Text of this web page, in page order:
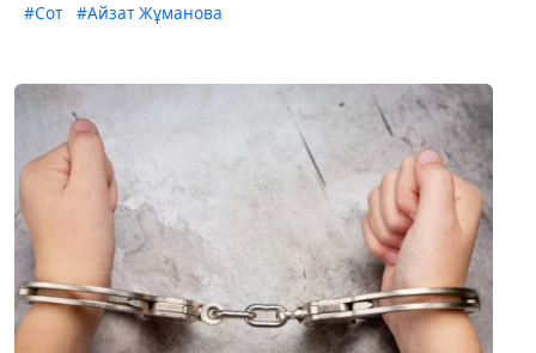
#Сот #Айзат Жұманова